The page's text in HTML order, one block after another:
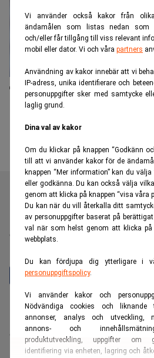
Vi använder också kakor från
ändamålen som listas nedan som
och/eller får tillgång till viss relevant
mobil eller dator. Vi och våra partners
Användning av kakor innebär att vi
IP-adress, unika identifierare och
personuppgifter sker med samtycke
laglig grund.
Dina val av kakor
Om du klickar på knappen “Godkänn
till att vi använder kakor för de
knappen “Mer information” kan du
eller godkänna. Du kan också välja
genom att klicka på knappen “visa våra
Du kan när du vill återkalla ditt
av personuppgifter baserat på
val när som helst genom att klicka på
webbplats.
Du kan fördjupa dig ytterligare i
personuppgiftspolicy.
Vi använder kakor och
Nödvändiga cookies och liknande
annonser, analys och utveckling,
annons- och
produktutveckling, uppgifter om
identifiering via enheten, lagring och
Triona noteras på
Realtid är en oberoende och
dig som vill fördjupa dig inom
Hantera prenumeration
Integritetspolicy för
Cookiepolicy
Relevance AI-policy